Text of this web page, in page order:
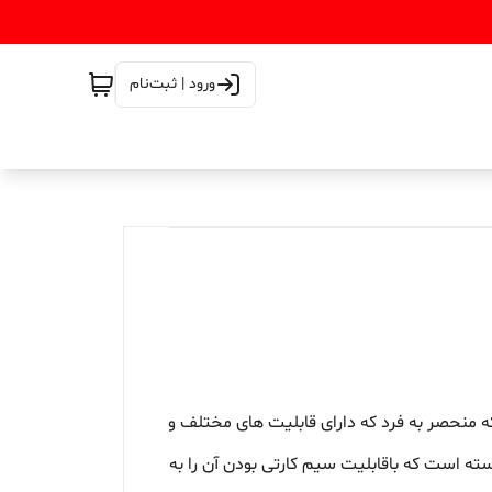
ورود | ثبت‌نام
به فرد که دارای قابلیت های مختلف و
است که باقابلیت سیم کارتی بودن آن را به